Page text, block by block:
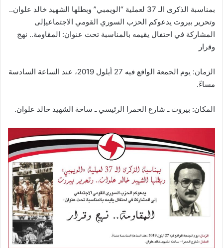
بمناسبة الذكرى الـ 37 لعملية “الويمبي” وبطلها الشهيد خالد علوان..
وتحرير بيروت يدعوكم الحزب السوري القومي الاجتماعيإلى
المشاركة في احتفال يقيمه بالمناسبة تحت عنوان: المقاومة.. نهج
وقرار
الزمان: يوم الجمعة الواقع فيه 27 أيلول 2019، عند الساعة السادسة
مساءً.
المكان: بيروت ـ شارع الحمرا الرئيسي ـ ساحة الشهيد خالد علوان.